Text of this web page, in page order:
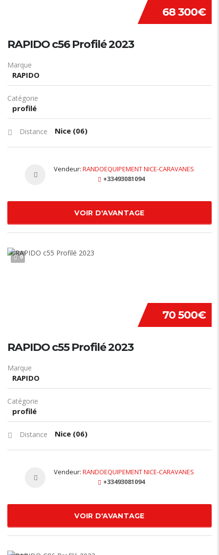
68 300€
RAPIDO c56 Profilé 2023
Marque
RAPIDO
Catégorie
profilé
Distance Nice (06)
Vendeur: RANDOEQUIPEMENT NICE-CARAVANES
+33493081094
VOIR D'AVANTAGE
9
70 500€
RAPIDO c55 Profilé 2023
Marque
RAPIDO
Catégorie
profilé
Distance Nice (06)
Vendeur: RANDOEQUIPEMENT NICE-CARAVANES
+33493081094
VOIR D'AVANTAGE